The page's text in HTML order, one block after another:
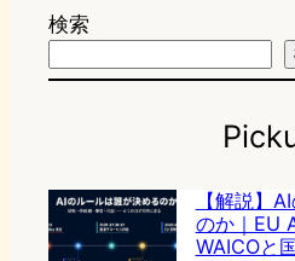
検索
【解説】
のか｜EU
WAICOと